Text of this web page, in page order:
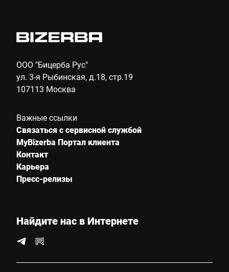
ООО "Бицерба Рус"
ул. 3-я Рыбинская, д.18, стр.19
107113 Москва
Важные ссылки
Связаться с сервисной службой
MyBizerba Портал клиента
Контакт
Карьера
Пресс-релизы
Найдите нас в Интернете